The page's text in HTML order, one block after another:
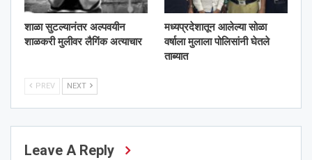
शाळा सुटल्यानंतर अल्पवयीन
शाळकरी मुलीवर लैगिंक अत्याचार
मध्यप्रदेशातून आलेल्या सोळा
वर्षाला मुलाला पोलिसांनी घेतले
ताब्यात
PREV NEXT
Leave A Reply